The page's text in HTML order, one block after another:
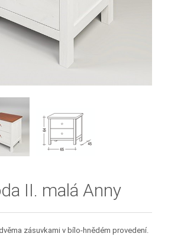
II. malá Anny
zásuvkami v bílo-hnědém provedení.